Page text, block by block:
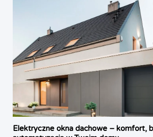
Elektryczne okna dachowe – komfort,